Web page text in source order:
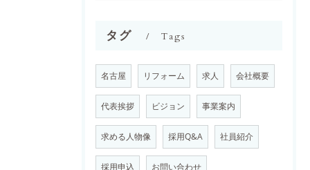
タグ Tags
名古屋 リフォーム 求人 会社概要
代表挨拶 ビジョン 事業案内
求める人物像 採用Q&A 社員紹介
採用申込 お問い合わせ